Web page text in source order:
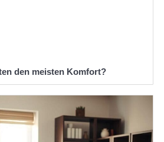
den meisten Komfort?